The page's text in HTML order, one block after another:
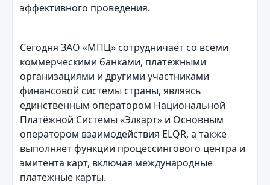
эффективного проведения.
Сегодня ЗАО «МПЦ» сотрудничает со всеми
коммерческими банками, платежными
организациями и другими участниками
финансовой системы страны, являясь
единственным оператором Национальной
Платёжной Системы «Элкарт» и Основным
оператором взаимодействия ELQR, а также
выполняет функции процессингового центра и
эмитента карт, включая международные
платёжные карты.